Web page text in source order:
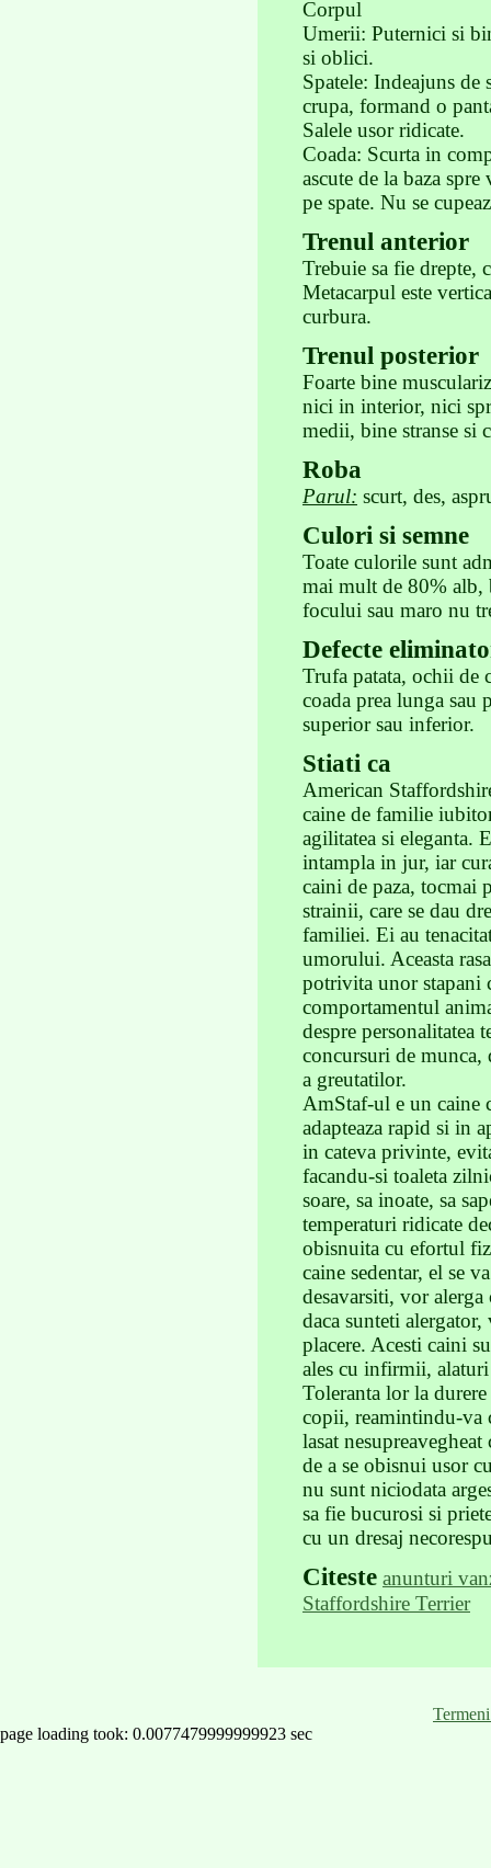
Corpul
Umerii: Puternici si
si oblici.
Spatele: Indeajuns de
crupa, formand o
Salele usor ridicate.
Coada: Scurta in
ascute de la baza
pe spate. Nu se
Trenul anterior
Trebuie sa fie drepte,
Metacarpul este
curbura.
Trenul posterior
Foarte bine
nici in interior, nici
medii, bine stranse si
Roba
Parul: scurt, des,
Culori si semne
Toate culorile sunt
mai mult de 80% alb,
focului sau maro nu
Defecte
Trufa patata, ochii de
coada prea lunga sau
superior sau inferior.
Stiati ca
American
caine de familie
agilitatea si eleganta.
intampla in jur, iar
caini de paza, tocmai
strainii, care se dau
familiei. Ei au
umorului. Aceasta
potrivita unor stapani
comportamentul
despre personalitatea
concursuri de munca,
a greutatilor.
AmStaf-ul e un caine
adapteaza rapid si in
in cateva privinte,
facandu-si toaleta
soare, sa inoate, sa
temperaturi ridicate
obisnuita cu efortul
caine sedentar, el se
desavarsiti, vor
daca sunteti
placere. Acesti caini
ales cu infirmii,
Toleranta lor la
copii, reamintindu-va
lasat
de a se obisnui usor
nu sunt niciodata
sa fie bucurosi si
cu un dresaj
Citeste anunturi
Staffordshire Terrier
page loading took: 0.0077479999999923 sec